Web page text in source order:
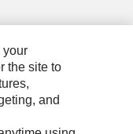
your
the site to
and